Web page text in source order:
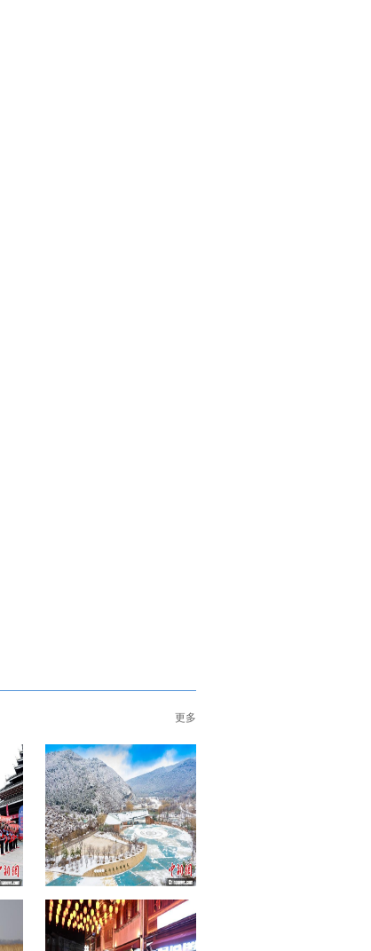
更多
革命老区山西左权：春山雪景入
画来